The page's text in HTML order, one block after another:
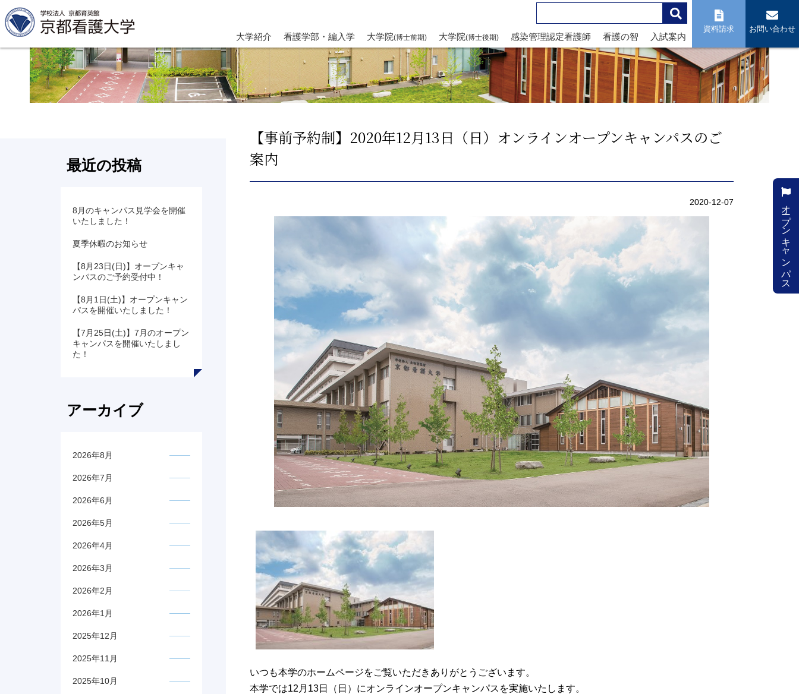
大学紹介 看護学部・編入学 大学院(博士前期) 大学院(博士後期) 感染管理認定看護師 看護の智 入試案内
資料請求 お問い合わせ
【事前予約制】2020年12月13日（日）オンラインオープンキャンパスのご
案内
2020-12-07
いつも本学のホームページをご覧いただきありがとうございます。
本学では12月13日（日）にオンラインオープンキャンパスを実施いたします。
最近の投稿
8月のキャンパス見学会を開催
いたしました！
夏季休暇のお知らせ
【8月23日(日)】オープンキャ
ンパスのご予約受付中！
【8月1日(土)】オープンキャン
パスを開催いたしました！
【7月25日(土)】7月のオープン
キャンパスを開催いたしまし
た！
アーカイブ
2026年8月
2026年7月
2026年6月
2026年5月
2026年4月
2026年3月
2026年2月
2026年1月
2025年12月
2025年11月
2025年10月
オープンキャンパス